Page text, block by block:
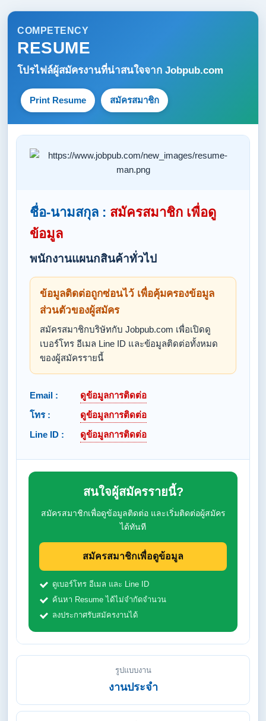
COMPETENCY
RESUME
โปรไฟล์ผู้สมัครงานที่น่าสนใจจาก Jobpub.com
Print Resume สมัครสมาชิก
ชื่อ-นามสกุล : สมัครสมาชิก เพื่อดู
ข้อมูล
พนักงานแผนกสินค้าทั่วไป
ข้อมูลติดต่อถูกซ่อนไว้ เพื่อคุ้มครองข้อมูล
ส่วนตัวของผู้สมัคร
สมัครสมาชิกบริษัทกับ Jobpub.com เพื่อเปิดดู
เบอร์โทร อีเมล Line ID และข้อมูลติดต่อทั้งหมด
ของผู้สมัครรายนี้
Email :
ดูข้อมูลการติดต่อ
โทร :
ดูข้อมูลการติดต่อ
Line ID :
ดูข้อมูลการติดต่อ
สนใจผู้สมัครรายนี้?
สมัครสมาชิกเพื่อดูข้อมูลติดต่อ และเริ่มติดต่อผู้สมัคร
ได้ทันที
สมัครสมาชิกเพื่อดูข้อมูล
ดูเบอร์โทร อีเมล และ Line ID
ค้นหา Resume ได้ไม่จำกัดจำนวน
ลงประกาศรับสมัครงานได้
รูปแบบงาน
งานประจำ